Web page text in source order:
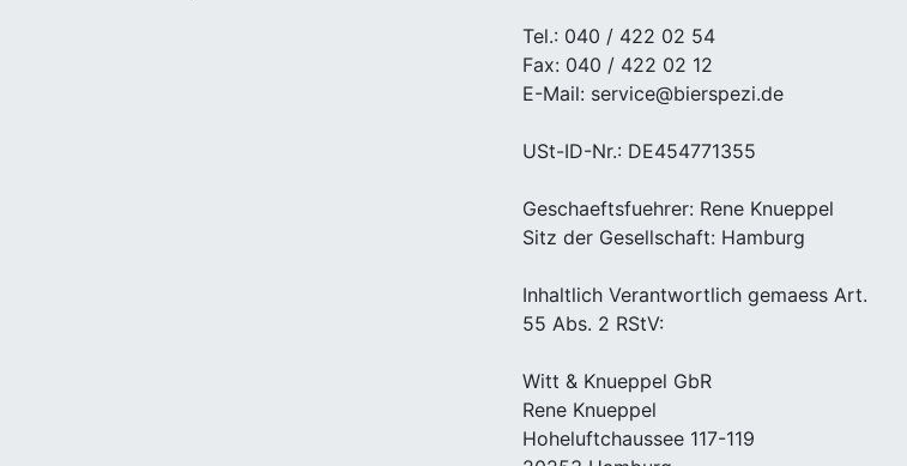
Tel.: 040 / 422 02 54
Fax: 040 / 422 02 12
E-Mail: service@bierspezi.de
USt-ID-Nr.: DE454771355
Geschaeftsfuehrer: Rene Knueppel
Sitz der Gesellschaft: Hamburg
Inhaltlich Verantwortlich gemaess Art.
55 Abs. 2 RStV:
Witt & Knueppel GbR
Rene Knueppel
Hoheluftchaussee 117-119